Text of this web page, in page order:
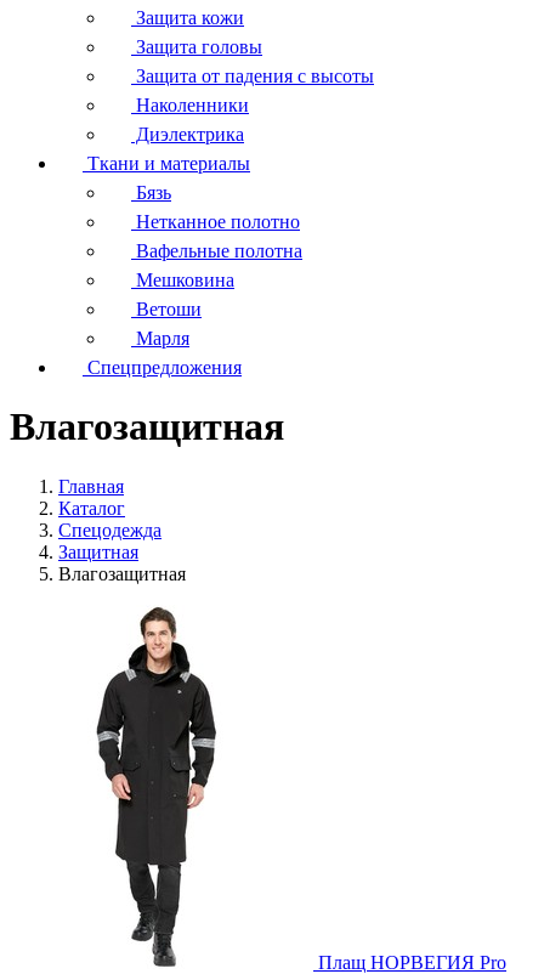
Защита кожи
Защита головы
Защита от падения с высоты
Наколенники
Диэлектрика
Ткани и материалы
Бязь
Нетканное полотно
Вафельные полотна
Мешковина
Ветоши
Марля
Спецпредложения
Влагозащитная
Главная
Каталог
Спецодежда
Защитная
Влагозащитная
Плащ НОРВЕГИЯ Pro